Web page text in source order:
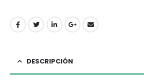
DESCRIPCIÓN